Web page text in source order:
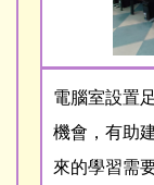
電腦室設置
機會，有助
來的學習需要